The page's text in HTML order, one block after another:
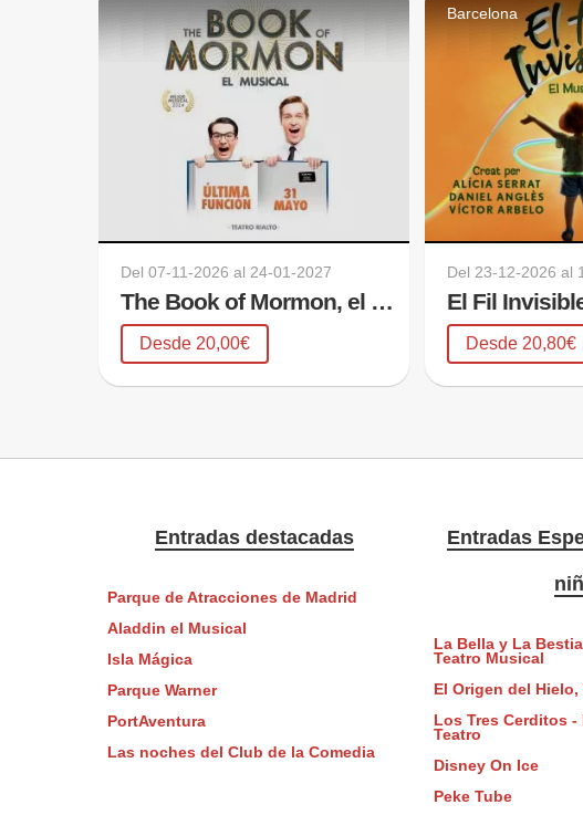
Del07-11-2026 al 24-01-2027
The Book of Mormon, el musical
Desde 20,00€
Barcelona
Del 23-12-2026 al
Desde 20,80€
Entradas destacadas
Parque de Atracciones de Madrid
Aladdin el Musical
Isla Mágica
Parque Warner
PortAventura
Las noches del Club de la Comedia
Entradas
La Bella y La
Teatro Musical
El Origen del
Los Tres Cerditos
Teatro
Disney On Ice
Peke Tube